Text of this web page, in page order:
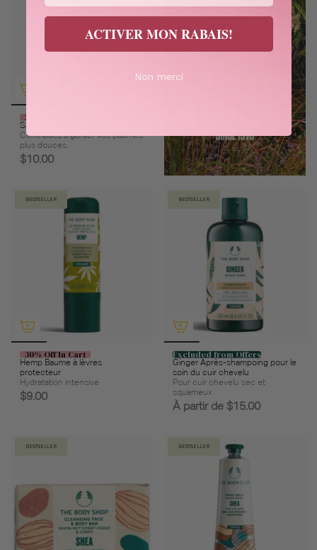
30% Off In Cart
Satsuma Crème pour les mains
Contribuez à garder vos paumes
plus douces.
$10.00
BESTSELLER
30% Off In Cart
Hemp Baume à lèvres
protecteur
Hydratation intensive
$9.00
BESTSELLER
Excluded from Offers
Ginger Après-shampoing pour le
soin du cuir chevelu
Pour cuir chevelu sec et
squameux
À partir de $15.00
BESTSELLER BESTSELLER
ACTIVER MON RABAIS!
Non merci